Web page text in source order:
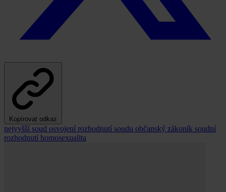
Kopírovat odkaz
nejvyšší soud osvojení rozhodnutí soudu občanský zákoník soudní
rozhodnutí homosexualita